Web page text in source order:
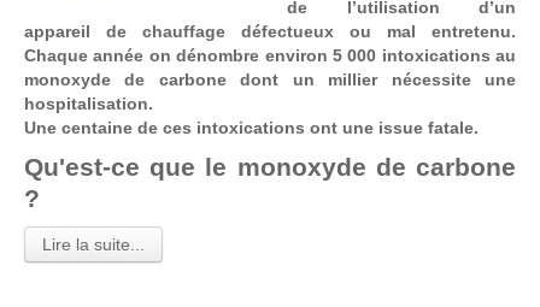
de l’utilisation d’un
appareil de chauffage défectueux ou mal entretenu.
Chaque année on dénombre environ 5 000 intoxications au
monoxyde de carbone dont un millier nécessite une
hospitalisation.
Une centaine de ces intoxications ont une issue fatale.
Qu'est-ce que le monoxyde de carbone
?
Lire la suite...